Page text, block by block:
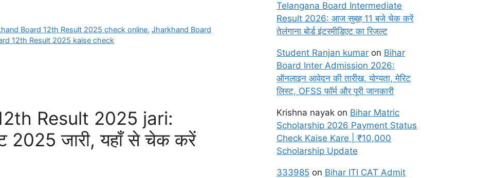
Board 12th Result 2025 check online,Jharkhand Board
12th Result 2025 kaise check
Result 2025 jari:
2025 जारी, यहाँ से चेक करें
Telangana Board Intermediate
Result 2026: आज सुबह 11 बजे चेक करें
तेलंगाना बोर्ड इंटरमीडिएट का रिजल्ट
Student Ranjan kumar on Bihar
Board Inter Admission 2026:
ऑनलाइन आवेदन की तारीख, योग्यता, मेरिट
लिस्ट, OFSS फॉर्म और पूरी जानकारी
Krishna nayak on Bihar Matric
Scholarship 2026 Payment Status
Check Kaise Kare | ₹10,000
Scholarship Update
333985 on Bihar ITI CAT Admit